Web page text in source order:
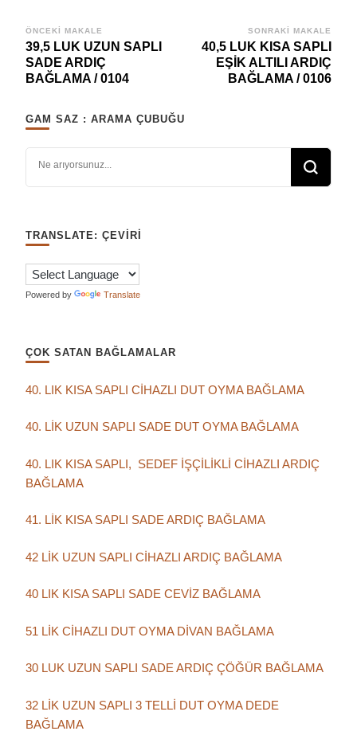
Yazı
dolaşımı
ÖNCEKI MAKALE
39,5 LUK UZUN SAPLI
SADE ARDIÇ
BAĞLAMA / 0104
SONRAKI MAKALE
40,5 LUK KISA SAPLI
EŞİK ALTILI ARDIÇ
BAĞLAMA / 0106
GAM SAZ : ARAMA ÇUBUĞU
TRANSLATE: ÇEVIRI
Powered by Translate
ÇOK SATAN BAĞLAMALAR
40. LIK KISA SAPLI CİHAZLI DUT OYMA BAĞLAMA
40. LİK UZUN SAPLI SADE DUT OYMA BAĞLAMA
40. LIK KISA SAPLI, SEDEF İŞÇİLİKLİ CİHAZLI ARDIÇ
BAĞLAMA
41. LİK KISA SAPLI SADE ARDIÇ BAĞLAMA
42 LİK UZUN SAPLI CİHAZLI ARDIÇ BAĞLAMA
40 LIK KISA SAPLI SADE CEVİZ BAĞLAMA
51 LİK CİHAZLI DUT OYMA DİVAN BAĞLAMA
30 LUK UZUN SAPLI SADE ARDIÇ ÇÖĞÜR BAĞLAMA
32 LİK UZUN SAPLI 3 TELLİ DUT OYMA DEDE
BAĞLAMA